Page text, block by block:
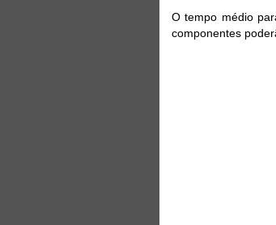
O tempo médio
componentes